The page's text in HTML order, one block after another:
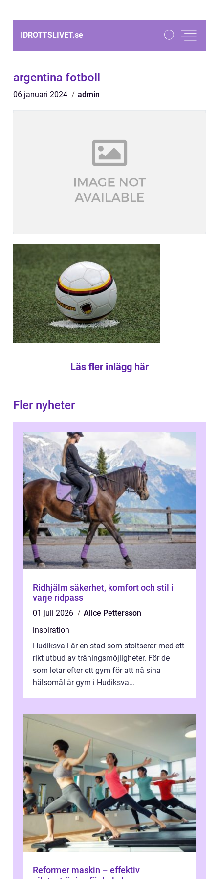
IDROTTSLIVET.se
argentina fotboll
06 januari 2024 admin
Läs fler inlägg här
Fler nyheter
Ridhjälm säkerhet, komfort och stil i
varje ridpass
01 juli 2026
Alice Pettersson
inspiration
Hudiksvall är en stad som stoltserar med ett
rikt utbud av träningsmöjligheter. För de
som letar efter ett gym för att nå sina
hälsomål är gym i Hudiksva...
Reformer maskin – effektiv